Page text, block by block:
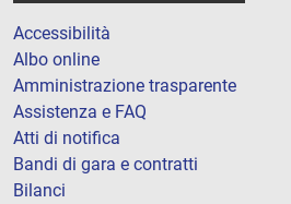
Accessibilità
Albo online
Amministrazione trasparente
Assistenza e FAQ
Atti di notifica
Bandi di gara e contratti
Bilanci